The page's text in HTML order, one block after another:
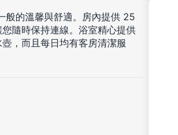
般的溫馨與舒適。房內提供 25
隨時保持連線。浴室精心提供
，而且每日均有客房清潔服